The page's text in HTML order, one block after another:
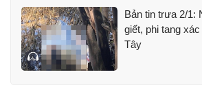
Bản tin trưa 2/1:
giết, phi tang
Tây